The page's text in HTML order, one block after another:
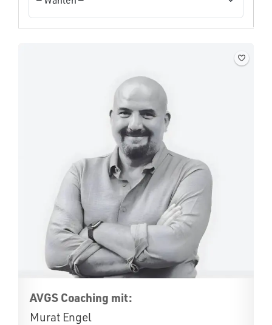
AVGS Coaching mit:
Murat Engel